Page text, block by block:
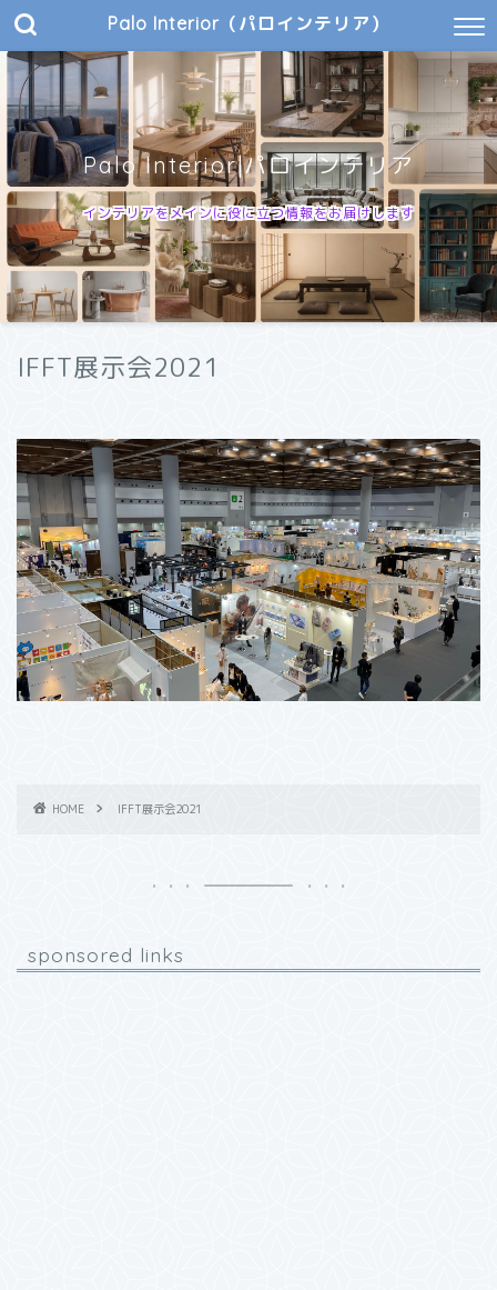
Palo Interior（パロインテリア）
Palo Interior|パロインテリア
インテリアをメインに役に立つ情報をお届けします
IFFT展示会2021
HOME IFFT展示会2021
sponsored links